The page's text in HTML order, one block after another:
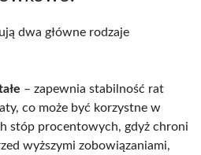
dwa główne rodzaje
– zapewnia stabilność rat
co może być korzystne w
stóp procentowych, gdyż chroni
wyższymi zobowiązaniami,